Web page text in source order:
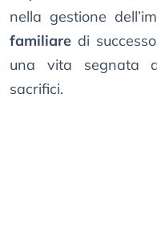
nella gestione
familiare di
una vita segnata
sacrifici.